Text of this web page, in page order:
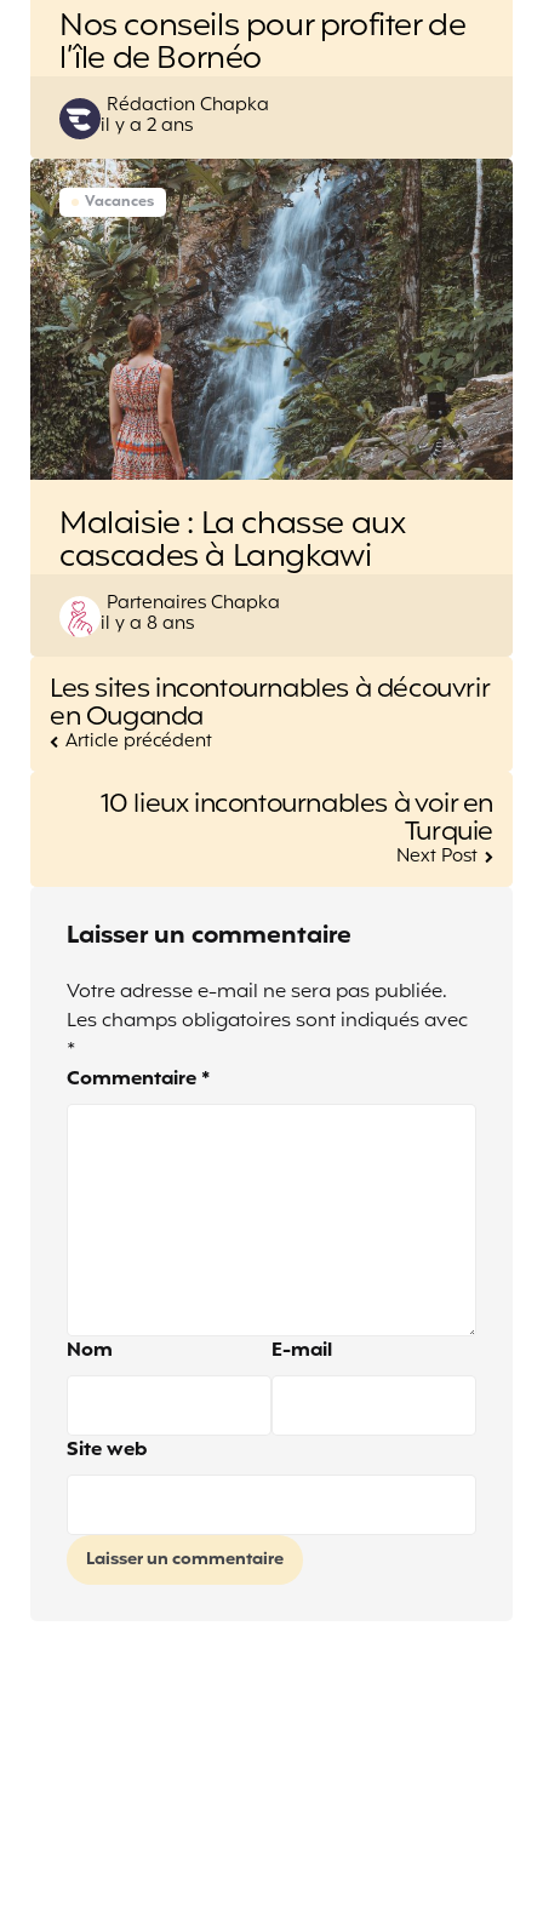
Nos conseils pour profiter de
l’île de Bornéo
Posted
by
Rédaction Chapka
il y a 2 ans
Vacances
Malaisie : La chasse aux
cascades à Langkawi
Posted
by
Partenaires Chapka
il y a 8 ans
Post
navigation
Les sites incontournables à découvrir
en Ouganda
Article précédent
10 lieux incontournables à voir en
Turquie
Next Post
Laisser un commentaire
Votre adresse e-mail ne sera pas publiée.
Les champs obligatoires sont indiqués avec
*
Commentaire *
Nom E-mail
Site web